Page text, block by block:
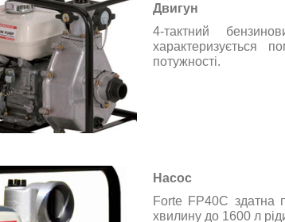
Двигун
4-тактний
характеризується
потужності.
Насос
Forte FP40C здатна
хвилину до 1600 л